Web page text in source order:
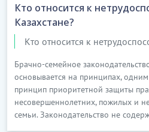
Кто относится к
Казахстане?
Кто относится к
Брачно-семейное
основывается на принципах,
принцип приоритетной защиты
несовершеннолетних, пожилых и
семьи. Законодательство не